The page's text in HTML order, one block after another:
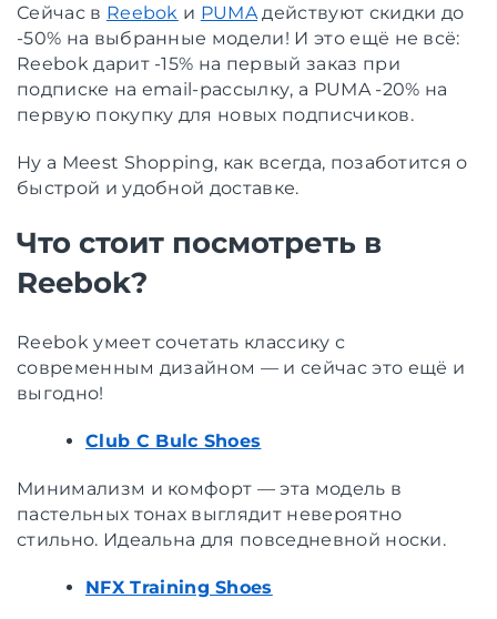
Сейчас в Reebok и PUMAдействуют скидки до
-50% на выбранные модели! И это ещё не всё:
Reebok дарит -15% на первый заказ при
подписке на email-рассылку, а PUMA -20% на
первую покупку для новых подписчиков.
Ну а Meest Shopping, как всегда, позаботится о
быстрой и удобной доставке.
Что стоит посмотреть в
Reebok?
Reebok умеет сочетать классику с
современным дизайном — и сейчас это ещё и
выгодно!
Club C Bulc Shoes
Минимализм и комфорт — эта модель в
пастельных тонах выглядит невероятно
стильно. Идеальна для повседневной носки.
NFX Training Shoes